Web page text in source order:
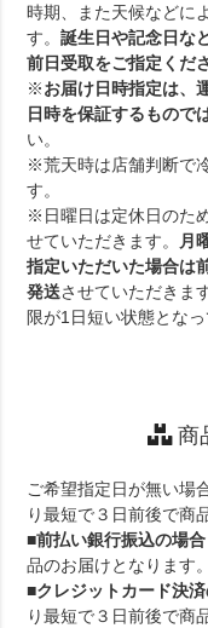
時期、また天候などに
す。誕生日や記念日な
前日受取をご指定くだ
※お届け日時指定は、
日時を保証するもので
い。
※荒天時は店舗判断で
す。
※日曜日は定休日のた
せていただきます。
月
指定いただいた場合は
発送させていただきま
限が1日短い状態とな
商
ご希望指定日が無い場
り最短で３日前後で商
■前払い銀行振込の場合
品のお届けとなります。
■クレジットカード決
り最短で３日前後で商